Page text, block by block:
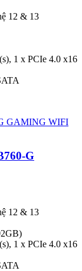
12 & 13
1 x PCIe 4.0 x16
G
12 & 13
1 x PCIe 4.0 x16